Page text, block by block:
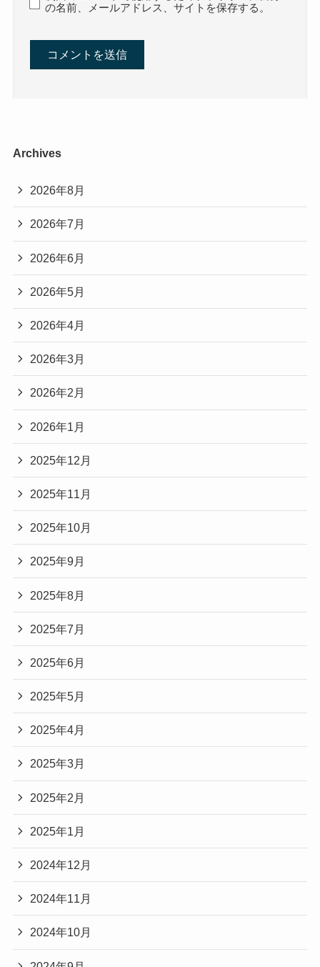
の名前、メールアドレス、サイトを保存する。
Archives
2026年8月
2026年7月
2026年6月
2026年5月
2026年4月
2026年3月
2026年2月
2026年1月
2025年12月
2025年11月
2025年10月
2025年9月
2025年8月
2025年7月
2025年6月
2025年5月
2025年4月
2025年3月
2025年2月
2025年1月
2024年12月
2024年11月
2024年10月